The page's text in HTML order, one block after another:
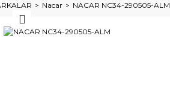
Nacar NACAR NC34-290505-ALM